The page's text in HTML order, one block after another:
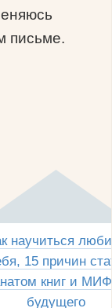
письме.
научиться
15 причин
книг и
будущего